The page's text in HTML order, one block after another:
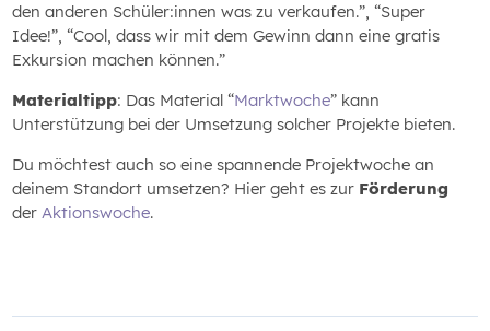
den anderen Schüler:innen was zu verkaufen.”, “Super
Idee!”, “Cool, dass wir mit dem Gewinn dann eine gratis
Exkursion machen können.”
Materialtipp: Das Material “Marktwoche” kann
Unterstützung bei der Umsetzung solcher Projekte bieten.
Du möchtest auch so eine spannende Projektwoche an
deinem Standort umsetzen? Hier geht es zur Förderung
derAktionswoche.